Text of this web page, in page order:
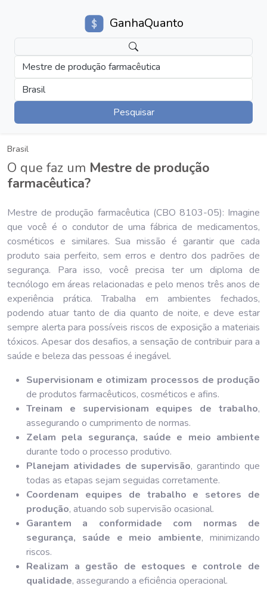
GanhaQuanto
Mestre de produção farmacêutica
Brasil
Pesquisar
Brasil
O que faz um Mestre de produção
farmacêutica?
Mestre de produção farmacêutica (CBO 8103-05): Imagine
que você é o condutor de uma fábrica de medicamentos,
cosméticos e similares. Sua missão é garantir que cada
produto saia perfeito, sem erros e dentro dos padrões de
segurança. Para isso, você precisa ter um diploma de
tecnólogo em áreas relacionadas e pelo menos três anos de
experiência prática. Trabalha em ambientes fechados,
podendo atuar tanto de dia quanto de noite, e deve estar
sempre alerta para possíveis riscos de exposição a materiais
tóxicos. Apesar dos desafios, a sensação de contribuir para a
saúde e beleza das pessoas é inegável.
Supervisionam e otimizam processos de produção
de produtos farmacêuticos, cosméticos e afins.
Treinam e supervisionam equipes de trabalho,
assegurando o cumprimento de normas.
Zelam pela segurança, saúde e meio ambiente
durante todo o processo produtivo.
Planejam atividades de supervisão, garantindo que
todas as etapas sejam seguidas corretamente.
Coordenam equipes de trabalho e setores de
produção, atuando sob supervisão ocasional.
Garantem a conformidade com normas de
segurança, saúde e meio ambiente, minimizando
riscos.
Realizam a gestão de estoques e controle de
qualidade, assegurando a eficiência operacional.